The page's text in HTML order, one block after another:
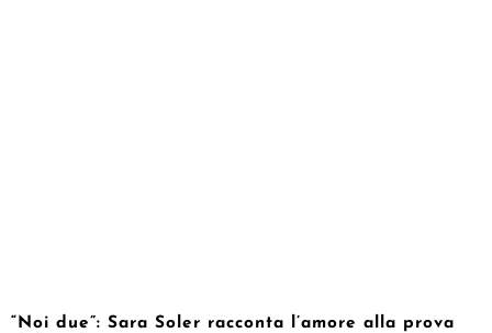
“Noi due”: Sara Soler racconta l’amore alla prova